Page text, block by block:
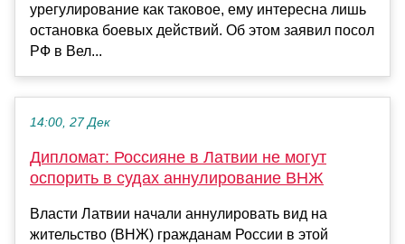
урегулирование как таковое, ему интересна лишь
остановка боевых действий. Об этом заявил посол
РФ в Вел...
14:00, 27 Дек
Дипломат: Россияне в Латвии не могут
оспорить в судах аннулирование ВНЖ
Власти Латвии начали аннулировать вид на
жительство (ВНЖ) гражданам России в этой